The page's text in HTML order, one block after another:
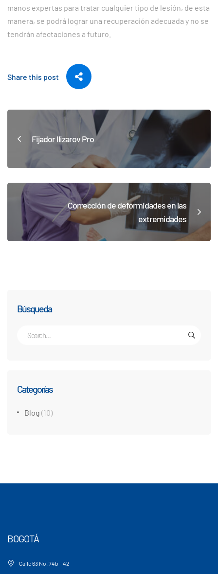
manos expertas para tratar cualquier tipo de lesión, de esta
manera, se podrá lograr una recuperación adecuada y no se
tendrán afectaciones a futuro.
Share this post
Fijador Ilizarov Pro
Corrección de deformidades en las
extremidades
Búsqueda
Categorías
Blog (10)
BOGOTÁ
Calle 63 No. 74b – 42